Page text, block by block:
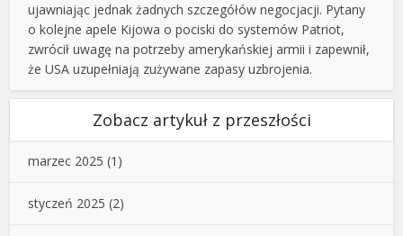
ujawniając jednak żadnych szczegółów negocjacji. Pytany
o kolejne apele Kijowa o pociski do systemów Patriot,
zwrócił uwagę na potrzeby amerykańskiej armii i zapewnił,
że USA uzupełniają zużywane zapasy uzbrojenia.
Zobacz artykuł z przeszłości
marzec 2025 (1)
styczeń 2025 (2)